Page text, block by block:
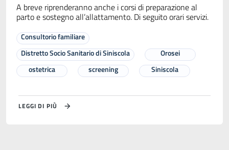
A breve riprenderanno anche i corsi di preparazione al
parto e sostegno all’allattamento. Di seguito orari servizi.
Consultorio familiare
Distretto Socio Sanitario di Siniscola
Orosei
ostetrica
screening Siniscola
LEGGI DI PIÙ